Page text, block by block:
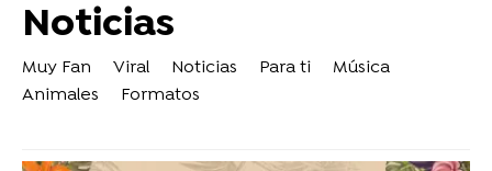
Noticias
Muy Fan Viral Noticias Para ti
Música
Animales
Formatos